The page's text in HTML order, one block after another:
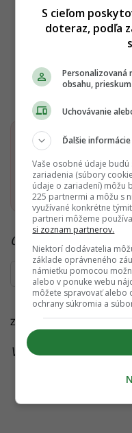
Dostaň Startitup
Pridať
Čítaj viac z kategórie:
Ďakujeme, že
alebo
Zdroje:
Viac k téme:
S cieľom
doteraz, podľa
Personalizovaná
obsahu,
Uchovávanie
Ďalšie informácie
Vaše osobné údaje
zariadenia (súbory
údaje o zariadení) môžu
225 partnermi a môžu s
využívané konkrétne
partneri môžeme
si zoznam partnerov.
Niektorí dodávatelia
základe oprávneného
námietku pomocou
alebo v ponuke webu
môžete spravovať alebo
ochrany súkromia a